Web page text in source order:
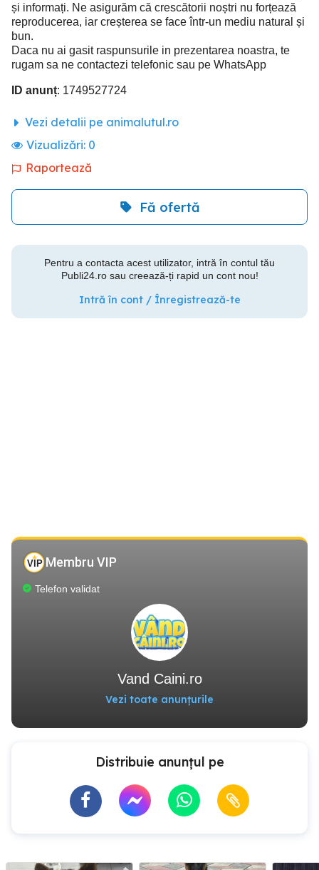
și informați. Ne asigurăm că crescătorii noștri nu forțează
reproducerea, iar creșterea se face într-un mediu natural și
bun.
Daca nu ai gasit raspunsurile in prezentarea noastra, te
rugam sa ne contactezi telefonic sau pe WhatsApp
ID anunț: 1749527724
Vezi detalii pe animalutul.ro
Vizualizări: 0
Raportează
Fă ofertă
Pentru a contacta acest utilizator, intră în contul tău
Publi24.ro sau creează-ți rapid un cont nou!
Intră în cont / Înregistrează-te
Membru VIP
Telefon validat
Vand Caini.ro
Vezi toate anunțurile
Distribuie anunțul pe